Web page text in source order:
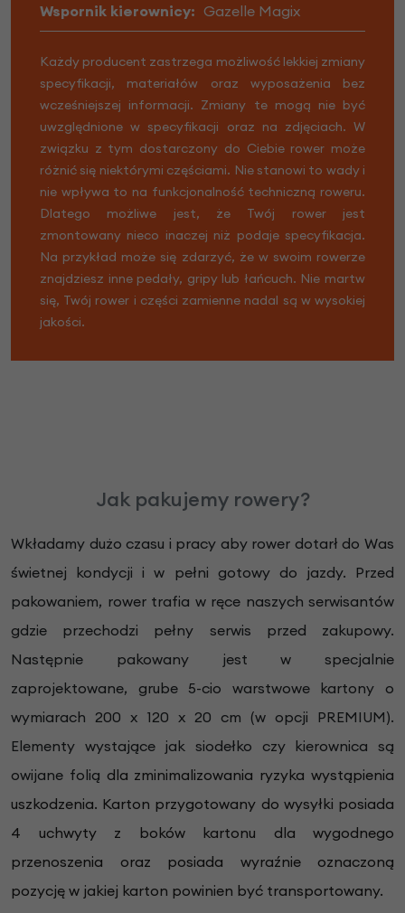
Wspornik kierownicy: Gazelle Magix
Każdy producent zastrzega możliwość lekkiej zmiany
specyfikacji, materiałów oraz wyposażenia bez
wcześniejszej informacji. Zmiany te mogą nie być
uwzględnione w specyfikacji oraz na zdjęciach. W
związku z tym dostarczony do Ciebie rower może
różnić się niektórymi częściami. Nie stanowi to wady i
nie wpływa to na funkcjonalność techniczną roweru.
Dlatego możliwe jest, że Twój rower jest
zmontowany nieco inaczej niż podaje specyfikacja.
Na przykład może się zdarzyć, że w swoim rowerze
znajdziesz inne pedały, gripy lub łańcuch. Nie martw
się, Twój rower i części zamienne nadal są w wysokiej
jakości.
Jak pakujemy rowery?
Wkładamy dużo czasu i pracy aby rower dotarł do Was
świetnej kondycji i w pełni gotowy do jazdy. Przed
pakowaniem, rower trafia w ręce naszych serwisantów
gdzie przechodzi pełny serwis przed zakupowy.
Następnie pakowany jest w specjalnie
zaprojektowane, grube 5-cio warstwowe kartony o
wymiarach 200 x 120 x 20 cm (w opcji PREMIUM).
Elementy wystające jak siodełko czy kierownica są
owijane folią dla zminimalizowania ryzyka wystąpienia
uszkodzenia. Karton przygotowany do wysyłki posiada
4 uchwyty z boków kartonu dla wygodnego
przenoszenia oraz posiada wyraźnie oznaczoną
pozycję w jakiej karton powinien być transportowany.